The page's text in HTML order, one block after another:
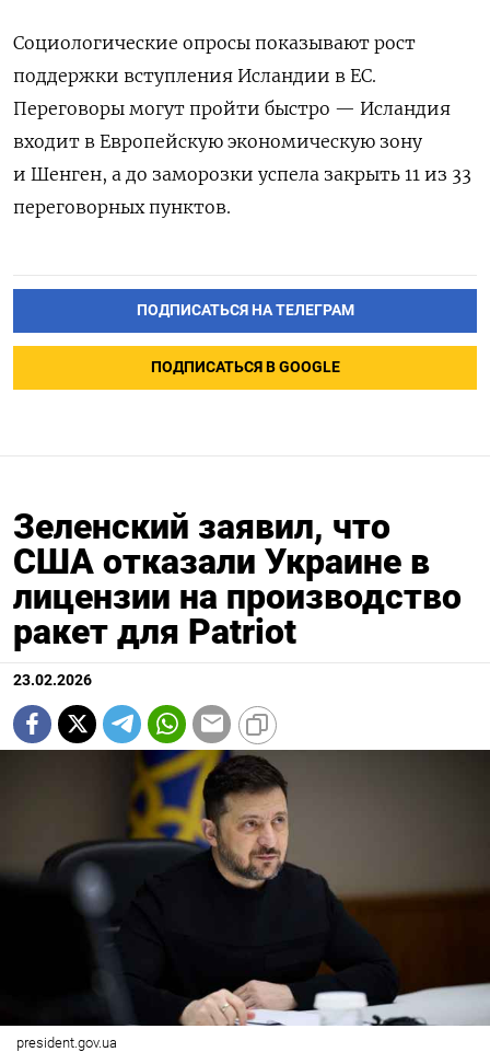
Социологические опросы показывают рост
поддержки вступления Исландии в ЕС.
Переговоры могут пройти быстро — Исландия
входит в Европейскую экономическую зону
и Шенген, а до заморозки успела закрыть 11 из 33
переговорных пунктов.
ПОДПИСАТЬСЯ НА ТЕЛЕГРАМ
ПОДПИСАТЬСЯ В GOOGLE
Зеленский заявил, что
США отказали Украине в
лицензии на производство
ракет для Patriot
23.02.2026
president.gov.ua